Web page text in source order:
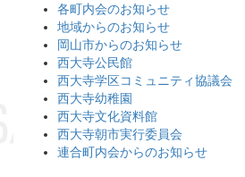
各町内会のお知らせ
地域からのお知らせ
岡山市からのお知らせ
西大寺公民館
西大寺学区コミュニティ協議会
西大寺幼稚園
西大寺文化資料館
西大寺朝市実行委員会
連合町内会からのお知らせ